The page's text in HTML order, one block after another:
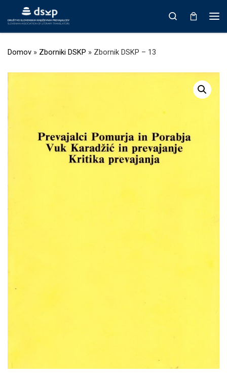
Prikaži vso vsebino
Search
Domov » Zborniki DSKP » Zbornik DSKP – 13